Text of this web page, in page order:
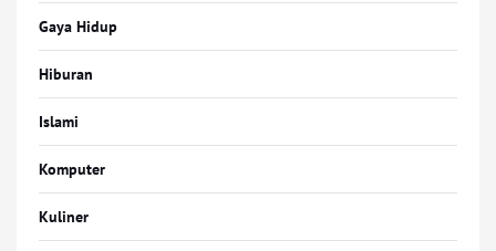
Gaya Hidup
Hiburan
Islami
Komputer
Kuliner